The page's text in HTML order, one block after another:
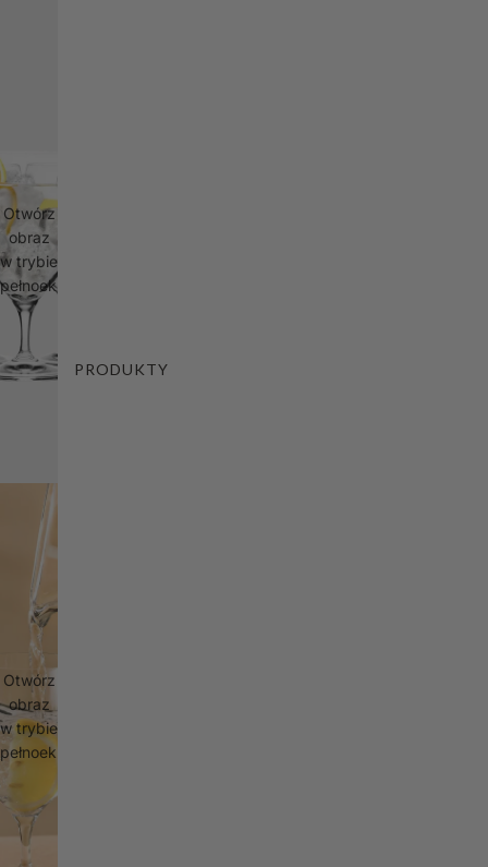
PRODUKTY
Otwórz
obraz
w trybie
pełnoekranowym
Otwórz
obraz
w trybie
pełnoekranowym